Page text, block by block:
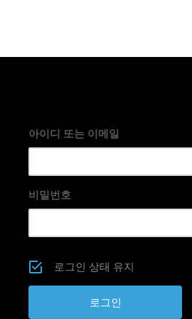
아이디 또는 이메일
비밀번호
로그인 상태 유지